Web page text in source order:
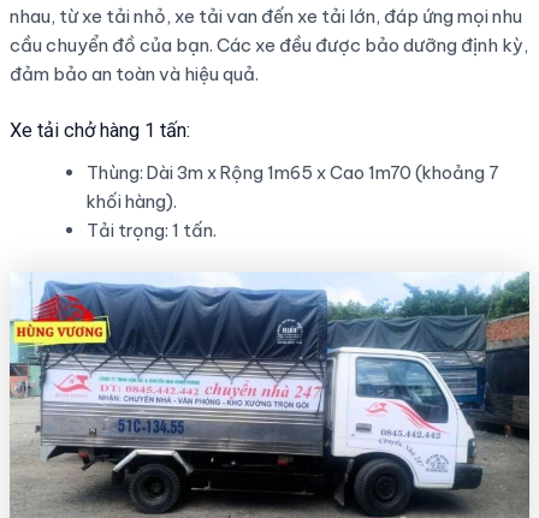
nhau, từ xe tải nhỏ, xe tải van đến xe tải lớn, đáp ứng mọi nhu
cầu chuyển đồ của bạn. Các xe đều được bảo dưỡng định kỳ,
đảm bảo an toàn và hiệu quả.
Xe tải chở hàng 1 tấn:
Thùng: Dài 3m x Rộng 1m65 x Cao 1m70 (khoảng 7
khối hàng).
Tải trọng: 1 tấn.